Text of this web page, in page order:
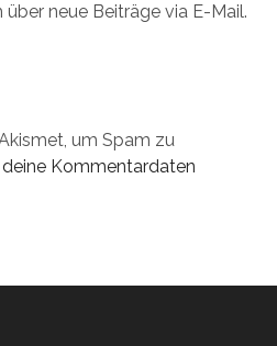
neue Beiträge via E-Mail.
um Spam zu
deine Kommentardaten